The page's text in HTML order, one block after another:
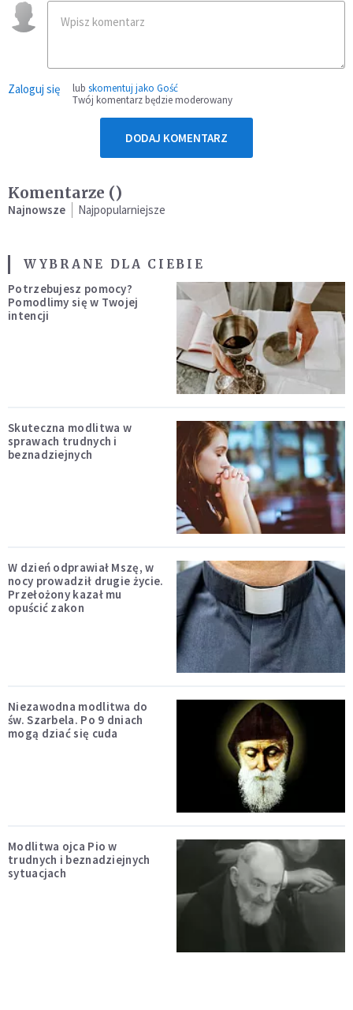
Zaloguj się lub skomentuj jako Gość
Twój komentarz będzie moderowany
DODAJ KOMENTARZ
Komentarze ()
Najnowsze Najpopularniejsze
WYBRANE DLA CIEBIE
Potrzebujesz pomocy?
Pomodlimy się w Twojej
intencji
Skuteczna modlitwa w
sprawach trudnych i
beznadziejnych
W dzień odprawiał Mszę, w
nocy prowadził drugie życie.
Przełożony kazał mu
opuścić zakon
Niezawodna modlitwa do
św. Szarbela. Po 9 dniach
mogą dziać się cuda
Modlitwa ojca Pio w
trudnych i beznadziejnych
sytuacjach